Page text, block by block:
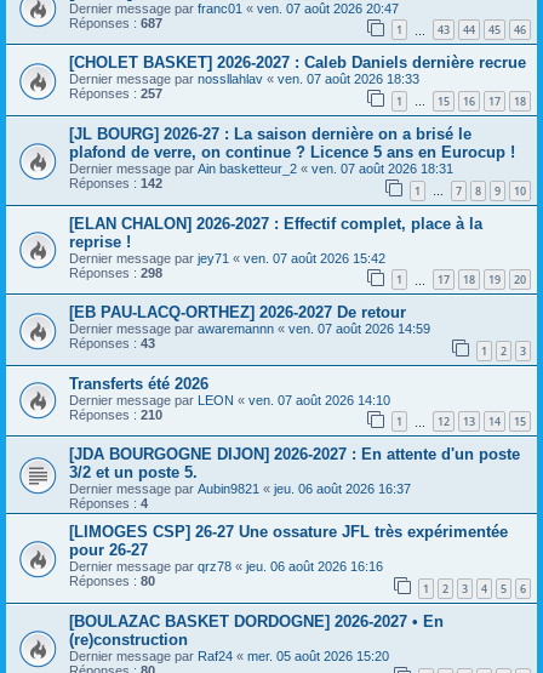
Dernier message par franc01 « ven. 07 août 2026 20:47
Réponses : 687 1 43 44 45 46
[CHOLET BASKET] 2026-2027 : Caleb Daniels dernière recrue
Dernier message par nossllahlav « ven. 07 août 2026 18:33
Réponses : 257 1 … 15 16 17 18
[JL BOURG] 2026-27 : La saison dernière on a brisé le
plafond de verre, on continue ? Licence 5 ans en Eurocup !
Dernier message par Ain basketteur_2 « ven. 07 août 2026 18:31
Réponses : 142 1 … 7 8 9 10
[ELAN CHALON] 2026-2027 : Effectif complet, place à la
reprise !
Dernier message par jey71 « ven. 07 août 2026 15:42
Réponses : 298 1 17 18 19 20
[EB PAU-LACQ-ORTHEZ] 2026-2027 De retour
Dernier message par awaremannn « ven. 07 août 2026 14:59
Réponses : 43 1 2 3
Transferts été 2026
Dernier message par LEON « ven. 07 août 2026 14:10
Réponses : 210 1 12 13 14 15
[JDA BOURGOGNE DIJON] 2026-2027 : En attente d'un poste
3/2 et un poste 5.
Dernier message par Aubin9821 « jeu. 06 août 2026 16:37
Réponses : 4
[LIMOGES CSP] 26-27 Une ossature JFL très expérimentée
pour 26-27
Dernier message par qrz78 « jeu. 06 août 2026 16:16
Réponses : 80 1 2 3 4 5 6
[BOULAZAC BASKET DORDOGNE] 2026-2027 • En
(re)construction
Dernier message par Raf24 « mer. 05 août 2026 15:20